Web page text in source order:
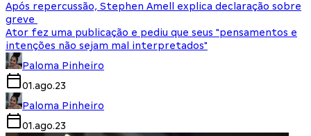
Após repercussão, Stephen Amell explica declaração sobre
greve
Ator fez uma publicação e pediu que seus "pensamentos e
intenções não sejam mal interpretados"
Paloma Pinheiro
01.ago.23
Paloma Pinheiro
01.ago.23